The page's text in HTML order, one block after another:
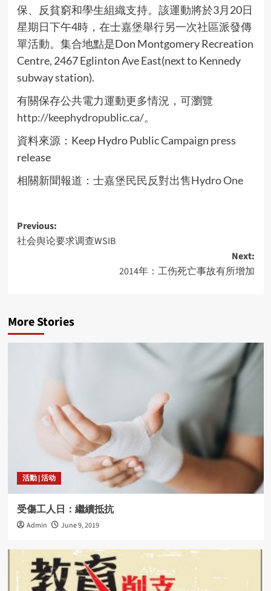
保、反貧窮和學生組織支持。該運動將於3月20日
星期日下午4時，在士嘉堡舉行另一次社區派發傳
單活動。集合地點是Don Montgomery Recreation
Centre, 2467 Eglinton Ave East(next to Kennedy
subway station).
有關保存公共電力運動更多情況，可瀏覽
http://keephydropublic.ca/。
資料來源：Keep Hydro Public Campaign press
release
相關新聞報道： 士嘉堡民民反對出售Hydro One
Post
navigation
Previous:
社会舆论要求调查WSIB
Next:
2014年：工伤死亡事故有所增加
More Stories
活動 | 活动
受傷工人日：繼續抵抗
Admin June 9, 2019